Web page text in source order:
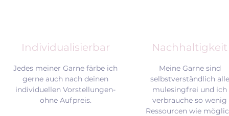
Individualisierbar Nachhaltigkeit
Jedes meiner Garne färbe ich
gerne auch nach deinen
individuellen Vorstellungen-
ohne Aufpreis.
Meine Garne sind
selbstverständlich alle
mulesingfrei und ich
verbrauche so wenig
Ressourcen wie